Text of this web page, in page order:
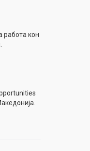
работа кон
позиции